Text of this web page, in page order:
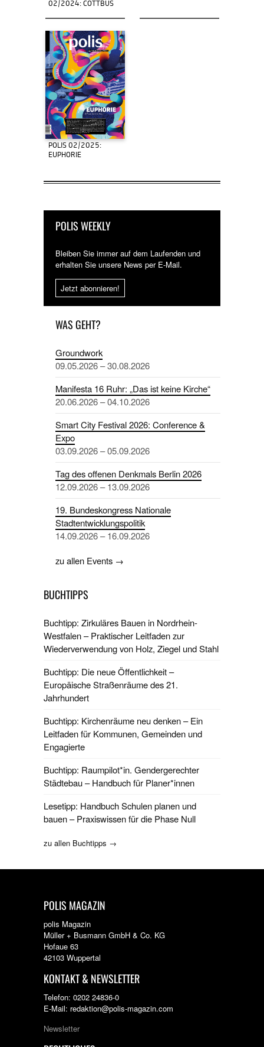
02/2024: COTTBUS
POLIS 02/2025:
EUPHORIE
POLIS WEEKLY
Bleiben Sie immer auf dem Laufenden und
erhalten Sie unsere News per E-Mail.
Jetzt abonnieren!
WAS GEHT?
Groundwork
09.05.2026 – 30.08.2026
Manifesta 16 Ruhr: „Das ist keine Kirche“
20.06.2026 – 04.10.2026
Smart City Festival 2026: Conference &
Expo
03.09.2026 – 05.09.2026
Tag des offenen Denkmals Berlin 2026
12.09.2026 – 13.09.2026
19. Bundeskongress Nationale
Stadtentwicklungspolitik
14.09.2026 – 16.09.2026
zu allen Events →
BUCHTIPPS
Buchtipp: Zirkuläres Bauen in Nordrhein-
Westfalen – Praktischer Leitfaden zur
Wiederverwendung von Holz, Ziegel und Stahl
Buchtipp: Die neue Öffentlichkeit –
Europäische Straßenräume des 21.
Jahrhundert
Buchtipp: Kirchenräume neu denken – Ein
Leitfaden für Kommunen, Gemeinden und
Engagierte
Buchtipp: Raumpilot*in. Gendergerechter
Städtebau – Handbuch für Planer*innen
Lesetipp: Handbuch Schulen planen und
bauen – Praxiswissen für die Phase Null
zu allen Buchtipps →
POLIS MAGAZIN
polis Magazin
Müller + Busmann GmbH & Co. KG
Hofaue 63
42103 Wuppertal
KONTAKT & NEWSLETTER
Telefon: 0202 24836-0
E-Mail: redaktion@polis-magazin.com
Newsletter